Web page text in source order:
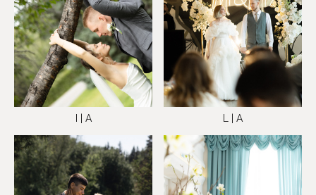
I | A L | A